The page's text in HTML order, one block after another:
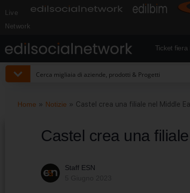
Live
Network
Ticket fiera
Home » Notizie » Castel crea una filiale nel Middle
Castel crea una
Staff ESN